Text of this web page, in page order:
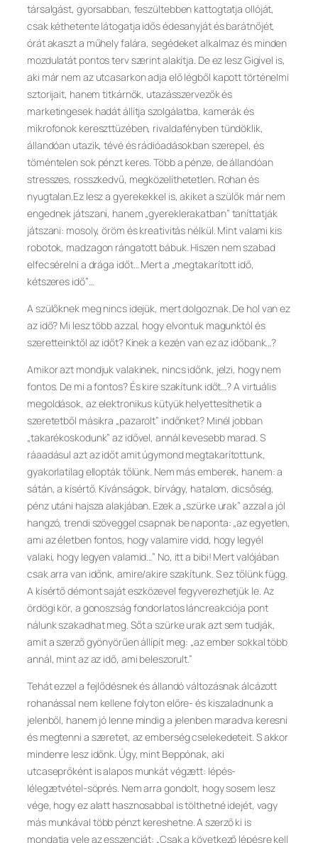
társalgást, gyorsabban, feszültebben kattogtatja ollóját,
csak kéthetente látogatja idős édesanyját és barátnőjét,
órát akaszt a műhely falára, segédeket alkalmaz és minden
mozdulatát pontos terv szerint alakítja. De ez lesz Gigivel is,
aki már nem az utcasarkon adja elő légből kapott történelmi
sztorijait, hanem titkárnők, utazásszervezők és
marketingesek hadát állítja szolgálatba, kamerák és
mikrofonok kereszttüzében, rivaldafényben tündöklik,
állandóan utazik, tévé és rádióadásokban szerepel, és
töméntelen sok pénzt keres. Több a pénze, de állandóan
stresszes, rosszkedvű, megközelíthetetlen. Rohan és
nyugtalan.Ez lesz a gyerekekkel is, akiket a szülők már nem
engednek játszani, hanem „gyereklerakatban” taníttatják
játszani: mosoly, öröm és kreativitás nélkül. Mint valami kis
robotok, madzagon rángatott bábuk. Hiszen nem szabad
elfecsérelni a drága időt… Mert a „megtakarított idő,
kétszeres idő”…
A szülőknek meg nincs idejük, mert dolgoznak. De hol van ez
az idő? Mi lesz több azzal, hogy elvontuk magunktól és
szeretteinktől az időt? Kinek a kezén van ez az időbank…?
Amikor azt mondjuk valakinek, nincs időnk, jelzi, hogy nem
fontos. De mi a fontos? És kire szakítunk időt…? A virtuális
megoldások, az elektronikus kütyük helyettesíthetik a
szeretetből másikra „pazarolt” indőnket? Minél jobban
„takarékoskodunk” az idővel, annál kevesebb marad. S
ráaadásul azt az időt amit úgymond megtakarítottunk,
gyakorlatilag ellopták tőlünk. Nem más emberek, hanem: a
sátán, a kísértő. Kívánságok, bírvágy, hatalom, dicsőség,
pénz utáni hajsza alakjában. Ezek a „szürke urak” azzal a jól
hangzó, trendi szöveggel csapnak be naponta: „az egyetlen,
ami az életben fontos, hogy valamire vidd, hogy legyél
valaki, hogy legyen valamid…” No, itt a bibi! Mert valójában
csak arra van időnk, amire/akire szakítunk. S ez tőlünk függ.
A kísértő démont saját eszközevel fegyverezhetjük le. Az
ördögi kör, a gonoszság fondorlatos láncreakciója pont
nálunk szakadhat meg. Sőt a szürke urak azt sem tudják,
amit a szerző gyönyörűen állípít meg: „az ember sokkal több
annál, mint az az idő, ami beleszorult.”
Tehát ezzel a fejlődésnek és állandó változásnak álcázott
rohanással nem kellene folyton előre- és kiszaladnunk a
jelenből, hanem jó lenne mindig a jelenben maradva keresni
és megtenni a szeretet, az emberség cselekedeteit. S akkor
mindenre lesz időnk. Úgy, mint Beppónak, aki
utcaseprőként is alapos munkát végzett: lépés-
lélegzetvétel-söprés. Nem arra gondolt, hogy sosem lesz
vége, hogy ez alatt hasznosabbal is tölthetné idejét, vagy
más munkával több pénzt kereshetne. A szerző ki is
mondatja vele az esszenciát: „Csak a következő lépésre kell